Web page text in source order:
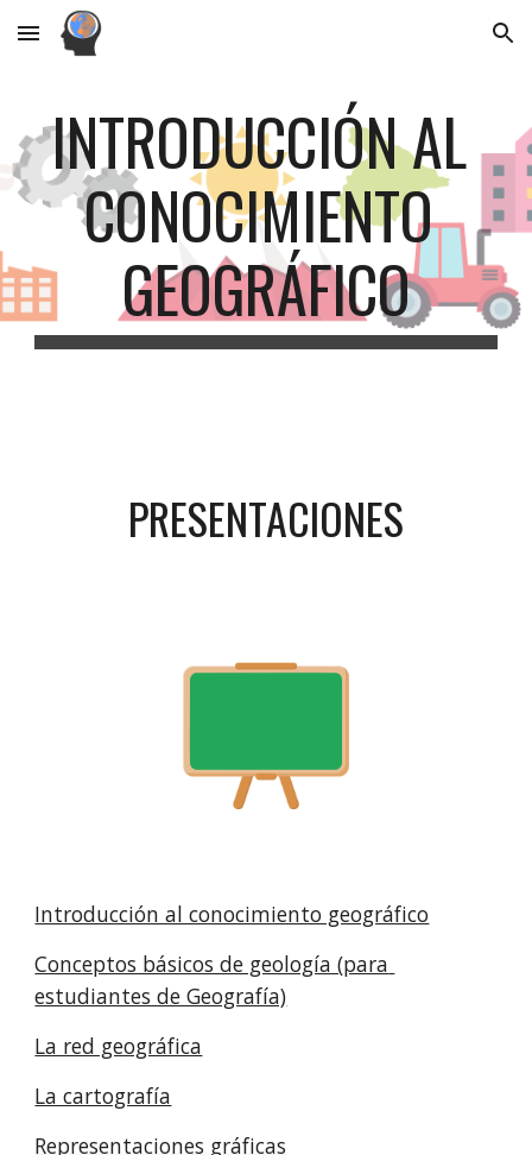
Skip to main content Skip to navigation
INTRODUCCIÓN AL
CONOCIMIENTO
GEOGRÁFICO
PRESENTACIONES
Introducción al conocimiento geográfico
Conceptos básicos de geología (para
estudiantes de Geografía)
La red geográfica
La cartografía
Representaciones gráficas